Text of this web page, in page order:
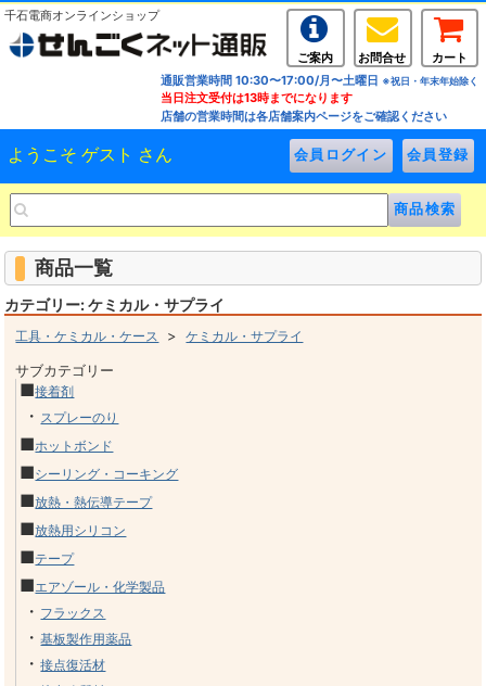
千石電商オンラインショップ
ご案内 お問合せ
カート
通販営業時間 10:30〜17:00/月〜土曜日 ※祝日・年末年始除く
当日注文受付は13時までになります
店舗の営業時間は各店舗案内ページをご確認ください
ようこそ ゲスト さん
商品一覧
カテゴリー: ケミカル・サプライ
工具・ケミカル・ケース >ケミカル・サプライ
サブカテゴリー
■接着剤
・ スプレーのり
■ホットボンド
■シーリング・コーキング
■放熱・熱伝導テープ
■放熱用シリコン
■テープ
■エアゾール・化学製品
・ フラックス
・基板製作用薬品
・接点復活材